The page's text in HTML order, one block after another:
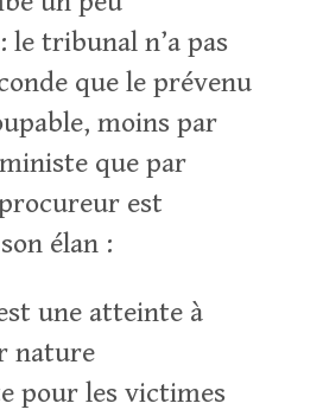
tribunal n’a pas
que le prévenu
moins par
que par
est
élan :
une atteinte à
nature
pour les victimes